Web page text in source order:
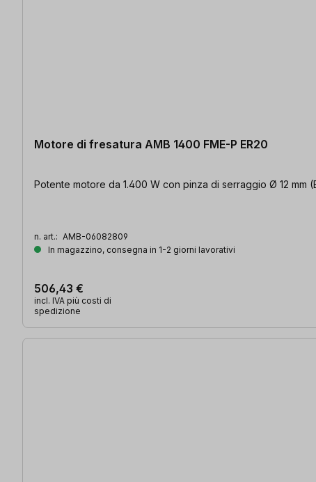
Motore di fresatura AMB 1400 FME-P ER20
Potente motore da 1.400 W con pinza di serraggio Ø 12 mm
n. art.: AMB-06082809
In magazzino, consegna in 1-2 giorni lavorativi
506,43 €
incl. IVA più costi di
spedizione